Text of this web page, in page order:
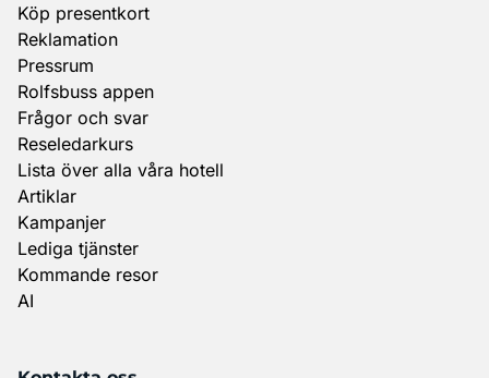
Köp presentkort
Reklamation
Pressrum
Rolfsbuss appen
Frågor och svar
Reseledarkurs
Lista över alla våra hotell
Artiklar
Kampanjer
Lediga tjänster
Kommande resor
AI